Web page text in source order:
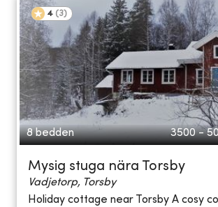
4 (3)
8 bedden 3500 -
Mysig stuga nära Torsby
Vadjetorp, Torsby
Holiday cottage near Torsby A cosy